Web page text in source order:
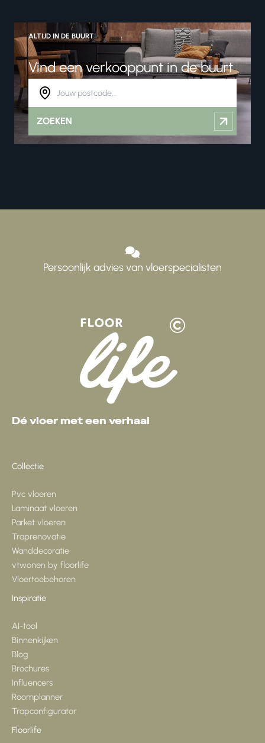
ALTIJD IN DE BUURT
Vind een verkooppunt in de buurt
ZOEKEN
Persoonlijk advies van vloerspecialisten
Dé vloer met een verhaal
Collectie
Pvc vloeren
Laminaat vloeren
Parket vloeren
Traprenovatie
Wanddecoratie
vtwonen by floorlife
Vloertoebehoren
Inspiratie
AI-tool
Binnenkijken
Blog
Brochures
Influencers
Roomplanner
Trapconfigurator
Floorlife